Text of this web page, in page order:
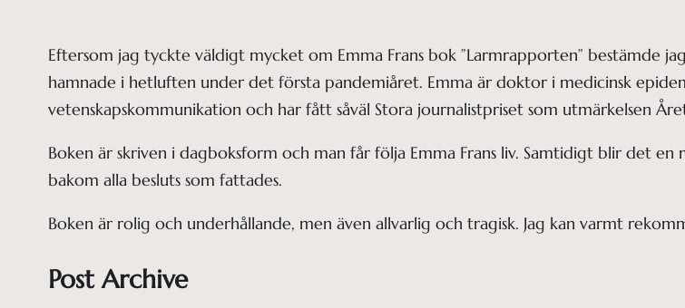
Eftersom jag tyckte väldigt mycket om Emma Frans bok ”Larmrapporten” bestämde
hamnade i hetluften under det första pandemiåret. Emma är doktor i medicinsk
vetenskapskommunikation och har fått såväl Stora journalistpriset som utmärkelsen
Boken är skriven i dagboksform och man får följa Emma Frans liv. Samtidigt blir det
bakom alla besluts som fattades.
Boken är rolig och underhållande, men även allvarlig och tragisk. Jag kan varmt
Post Archive